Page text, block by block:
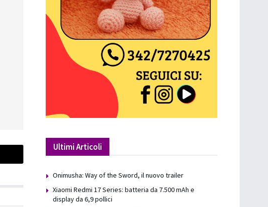
Ultimi Articoli
Onimusha: Way of the Sword, il nuovo trailer
Xiaomi Redmi 17 Series: batteria da 7.500 mAh e
display da 6,9 pollici